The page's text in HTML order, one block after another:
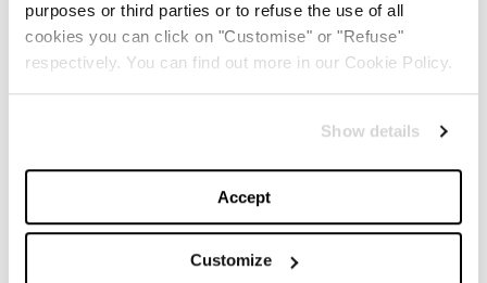
purposes or third parties or to refuse the use of all
cookies you can click on "Customise" or "Refuse"
respectively. You can find out more in our Cookie Policy.
Show details
Accept
Customize
LIFESTYLE -NOVEMBER 28, 2024
Vuitton accende la magia
del Natale
FASHION
Il fascino del design